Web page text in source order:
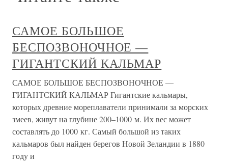
САМОЕ БОЛЬШОЕ
БЕСПОЗВОНОЧНОЕ —
ГИГАНТСКИЙ КАЛЬМАР
САМОЕ БОЛЬШОЕ БЕСПОЗВОНОЧНОЕ —
ГИГАНТСКИЙ КАЛЬМАР Гигантские кальмары,
которых древние мореплаватели принимали за морских
змеев, живут на глубине 200–1000 м. Их вес может
составлять до 1000 кг. Самый большой из таких
кальмаров был найден берегов Новой Зеландии в 1880
году и